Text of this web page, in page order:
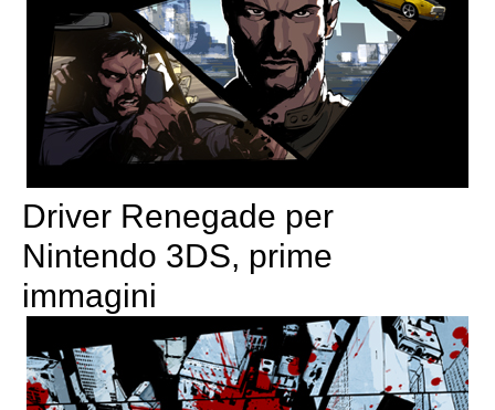
Driver Renegade per
Nintendo 3DS, prime
immagini